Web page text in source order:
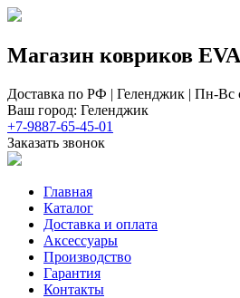
Магазин ковриков
Доставка по РФ | Геленджик | Пн-Вс
Ваш город: Геленджик
+7-9887-65-45-01
Заказать звонок
Главная
Каталог
Доставка и оплата
Аксессуары
Производство
Гарантия
Контакты